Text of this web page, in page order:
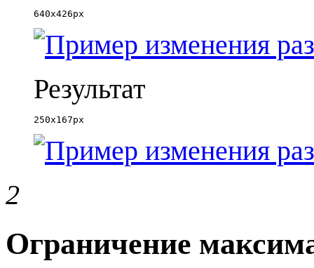
640x426px
Результат
250x167px
2
Ограничение